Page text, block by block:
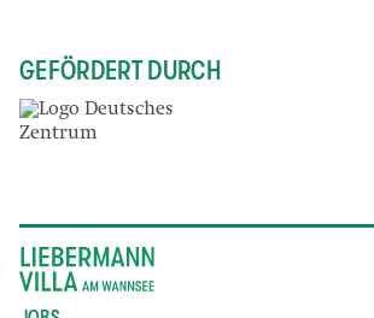
GEFÖRDERT DURCH